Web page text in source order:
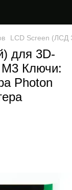
LCD Screen (ЛСД
для 3D-
Ключи:
Photon